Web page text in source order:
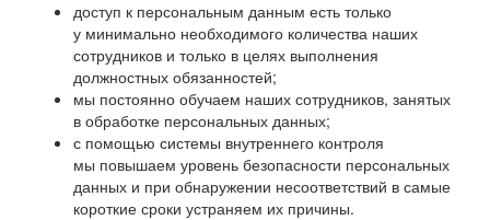
доступ к персональным данным есть только
у минимально необходимого количества наших
сотрудников и только в целях выполнения
должностных обязанностей;
мы постоянно обучаем наших сотрудников, занятых
в обработке персональных данных;
с помощью системы внутреннего контроля
мы повышаем уровень безопасности персональных
данных и при обнаружении несоответствий в самые
короткие сроки устраняем их причины.